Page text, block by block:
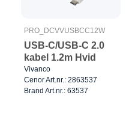
PRO_DCVVUSBCC12W
USB-C/USB-C 2.0
kabel 1.2m Hvid
Vivanco
Cenor Art.nr.: 2863537
Brand Art.nr.: 63537